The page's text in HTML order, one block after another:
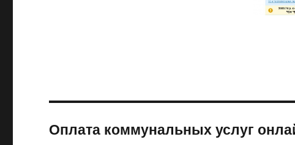
Оплата коммунальных услуг